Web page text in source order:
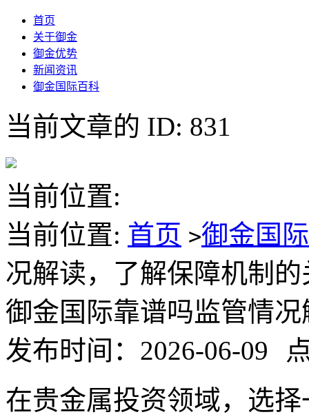
首页
关于御金
御金优势
新闻资讯
御金国际百科
当前文章的 ID: 831
当前位置:
当前位置: 首页 >御金国
况解读，了解保障机制的
御金国际靠谱吗监管情
发布时间：2026-06-09
在贵金属投资领域，选